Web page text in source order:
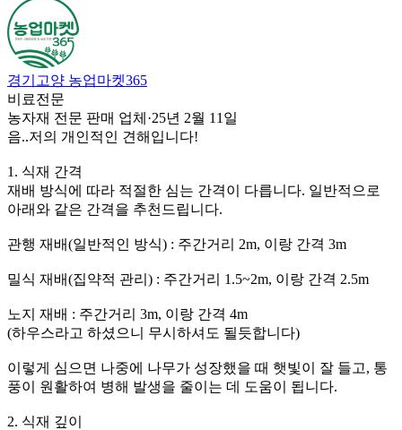
경기고양 농업마켓365
비료전문
농자재 전문 판매 업체 ·25년 2월 11일
음..저의 개인적인 견해입니다!
1. 식재 간격
재배 방식에 따라 적절한 심는 간격이 다릅니다. 일반적으로
아래와 같은 간격을 추천드립니다.
관행 재배(일반적인 방식) : 주간거리 2m, 이랑 간격 3m
밀식 재배(집약적 관리) : 주간거리 1.5~2m, 이랑 간격 2.5m
노지 재배 : 주간거리 3m, 이랑 간격 4m
(하우스라고 하셨으니 무시하셔도 될듯합니다)
이렇게 심으면 나중에 나무가 성장했을 때 햇빛이 잘 들고, 통
풍이 원활하여 병해 발생을 줄이는 데 도움이 됩니다.
2. 식재 깊이